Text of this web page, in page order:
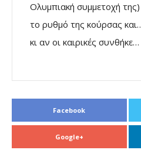
Ολυμπιακή συμμετοχή
το ρυθμό της κούρσας
κι αν οι καιρικές
Facebook
Google+